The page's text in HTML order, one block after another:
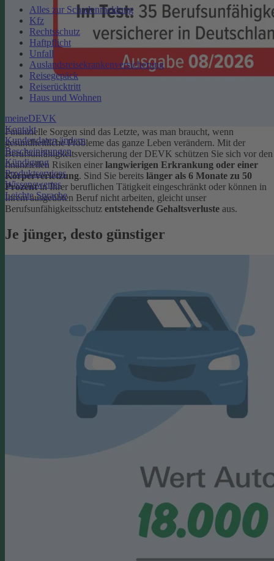
Alles zur Schadenmeldung
Kfz
Rechtsschutz
Haftpflicht
Unfall
Auslandsreisekrankenversicherung
Reisegepäck
Reiserücktritt
Haus und Wohnen
meineDEVK
Kontakt
Kundendaten ändern
Bescheinigungen
Kündigung
Produktservices
Wissenswertes
Leichte Sprache
Finanzielle Sorgen sind das Letzte, was man braucht, wenn
gesundheitliche Probleme das ganze Leben verändern. Mit der
Berufsunfähigkeitsversicherung der DEVK schützen Sie sich vor den
finanziellen Risiken einer langwierigen Erkrankung oder einer
Körperverletzung. Sind Sie bereits länger als 6 Monate zu 50
Prozentin Ihrer beruflichen Tätigkeit eingeschränkt oder können in
Ihrem ausgeübten Beruf nicht arbeiten, gleicht unser
Berufsunfähigkeitsschutz entstehende Gehaltsverluste aus.
Je jünger, desto günstiger